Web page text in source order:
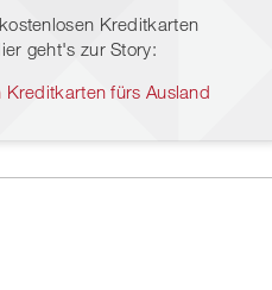
Kreditkarten
geht's zur Story:
fürs Ausland